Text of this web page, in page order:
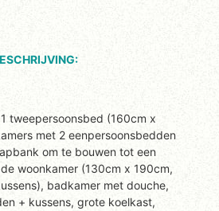
met 2 eenpersoonsbedden
om te bouwen tot een
woonkamer (130cm x 190cm,
badkamer met douche,
+ kussens, grote koelkast,